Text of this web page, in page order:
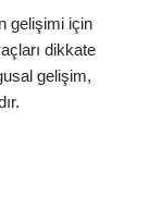
gelişimi için
dikkate
gelişim,